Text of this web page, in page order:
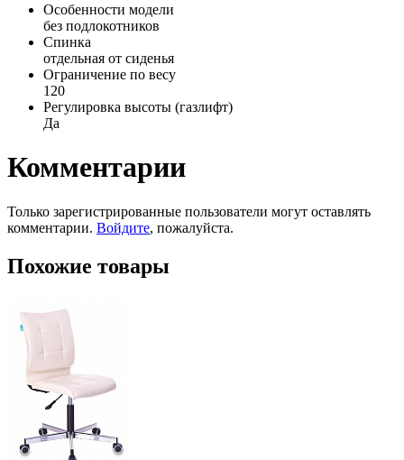
Особенности модели
без подлокотников
Спинка
отдельная от сиденья
Ограничение по весу
120
Регулировка высоты (газлифт)
Да
Комментарии
Только зарегистрированные пользователи могут оставлять
комментарии. Войдите, пожалуйста.
Похожие товары